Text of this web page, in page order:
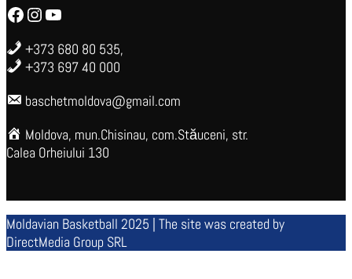
Facebook Instagram YouTube
+373 680 80 535,
+373 697 40 000
baschetmoldova@gmail.com
Moldova, mun.Chisinau, com.Stăuceni, str.
Calea Orheiului 130
Moldavian Basketball 2025 | The site was created by
DirectMedia Group SRL